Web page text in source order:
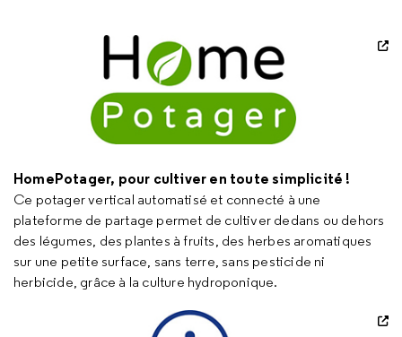
HomePotager, pour cultiver en toute simplicité !
Ce potager vertical automatisé et connecté à une
plateforme de partage permet de cultiver dedans ou dehors
des légumes, des plantes à fruits, des herbes aromatiques
sur une petite surface, sans terre, sans pesticide ni
herbicide, grâce à la culture hydroponique.